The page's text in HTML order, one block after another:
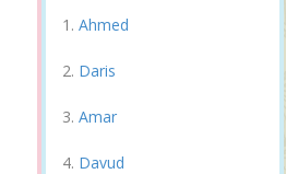
Ahmed
Daris
Amar
Davud